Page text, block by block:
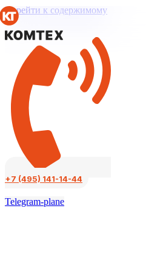
Перейти к содержимому
+7 (495) 141-14-44
Telegram-plane